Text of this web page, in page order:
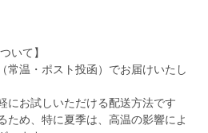
いて】
常温・ポスト投函）でお届けいたし
にお試しいただける配送方法です
ため、特に夏季は、高温の影響によ